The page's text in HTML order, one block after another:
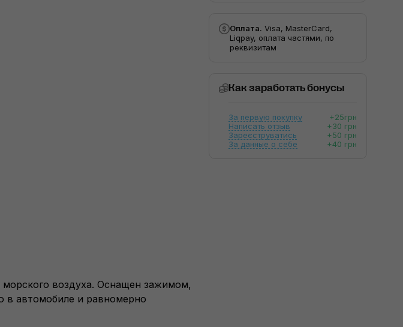
воздуха. Оснащен зажимом,
в автомобиле и равномерно
Оплата. Visa, MasterCard,
Liqpay, оплата частями, по
реквизитам
Как заработать бонусы
За первую покупку
+25грн
Написать отзыв
+30 грн
Зареєструватись
+50 грн
За данные о себе
+40 грн